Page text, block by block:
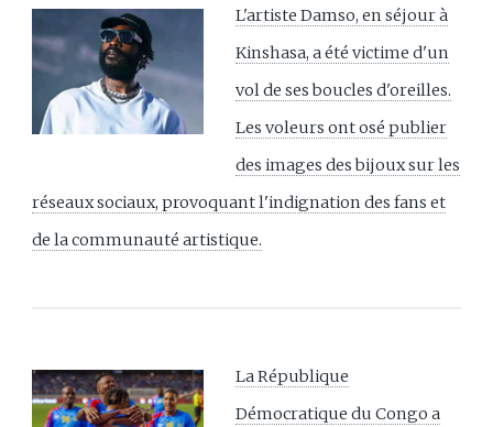
L'artiste Damso, en séjour à
Kinshasa, a été victime d'un
vol de ses boucles d'oreilles.
Les voleurs ont osé publier
des images des bijoux sur les
réseaux sociaux, provoquant l'indignation des fans et
de la communauté artistique.
La République
Démocratique du Congo a